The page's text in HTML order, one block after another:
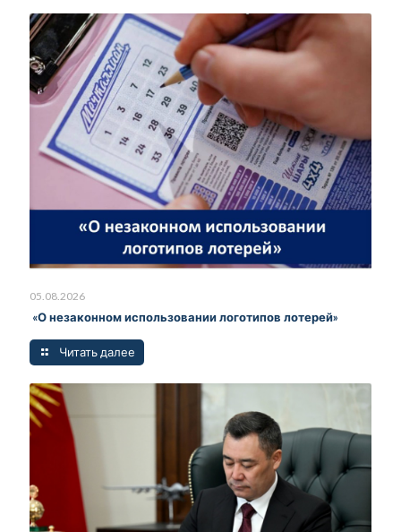
05.08.2026
«О незаконном использовании логотипов лотерей»
Читать далее